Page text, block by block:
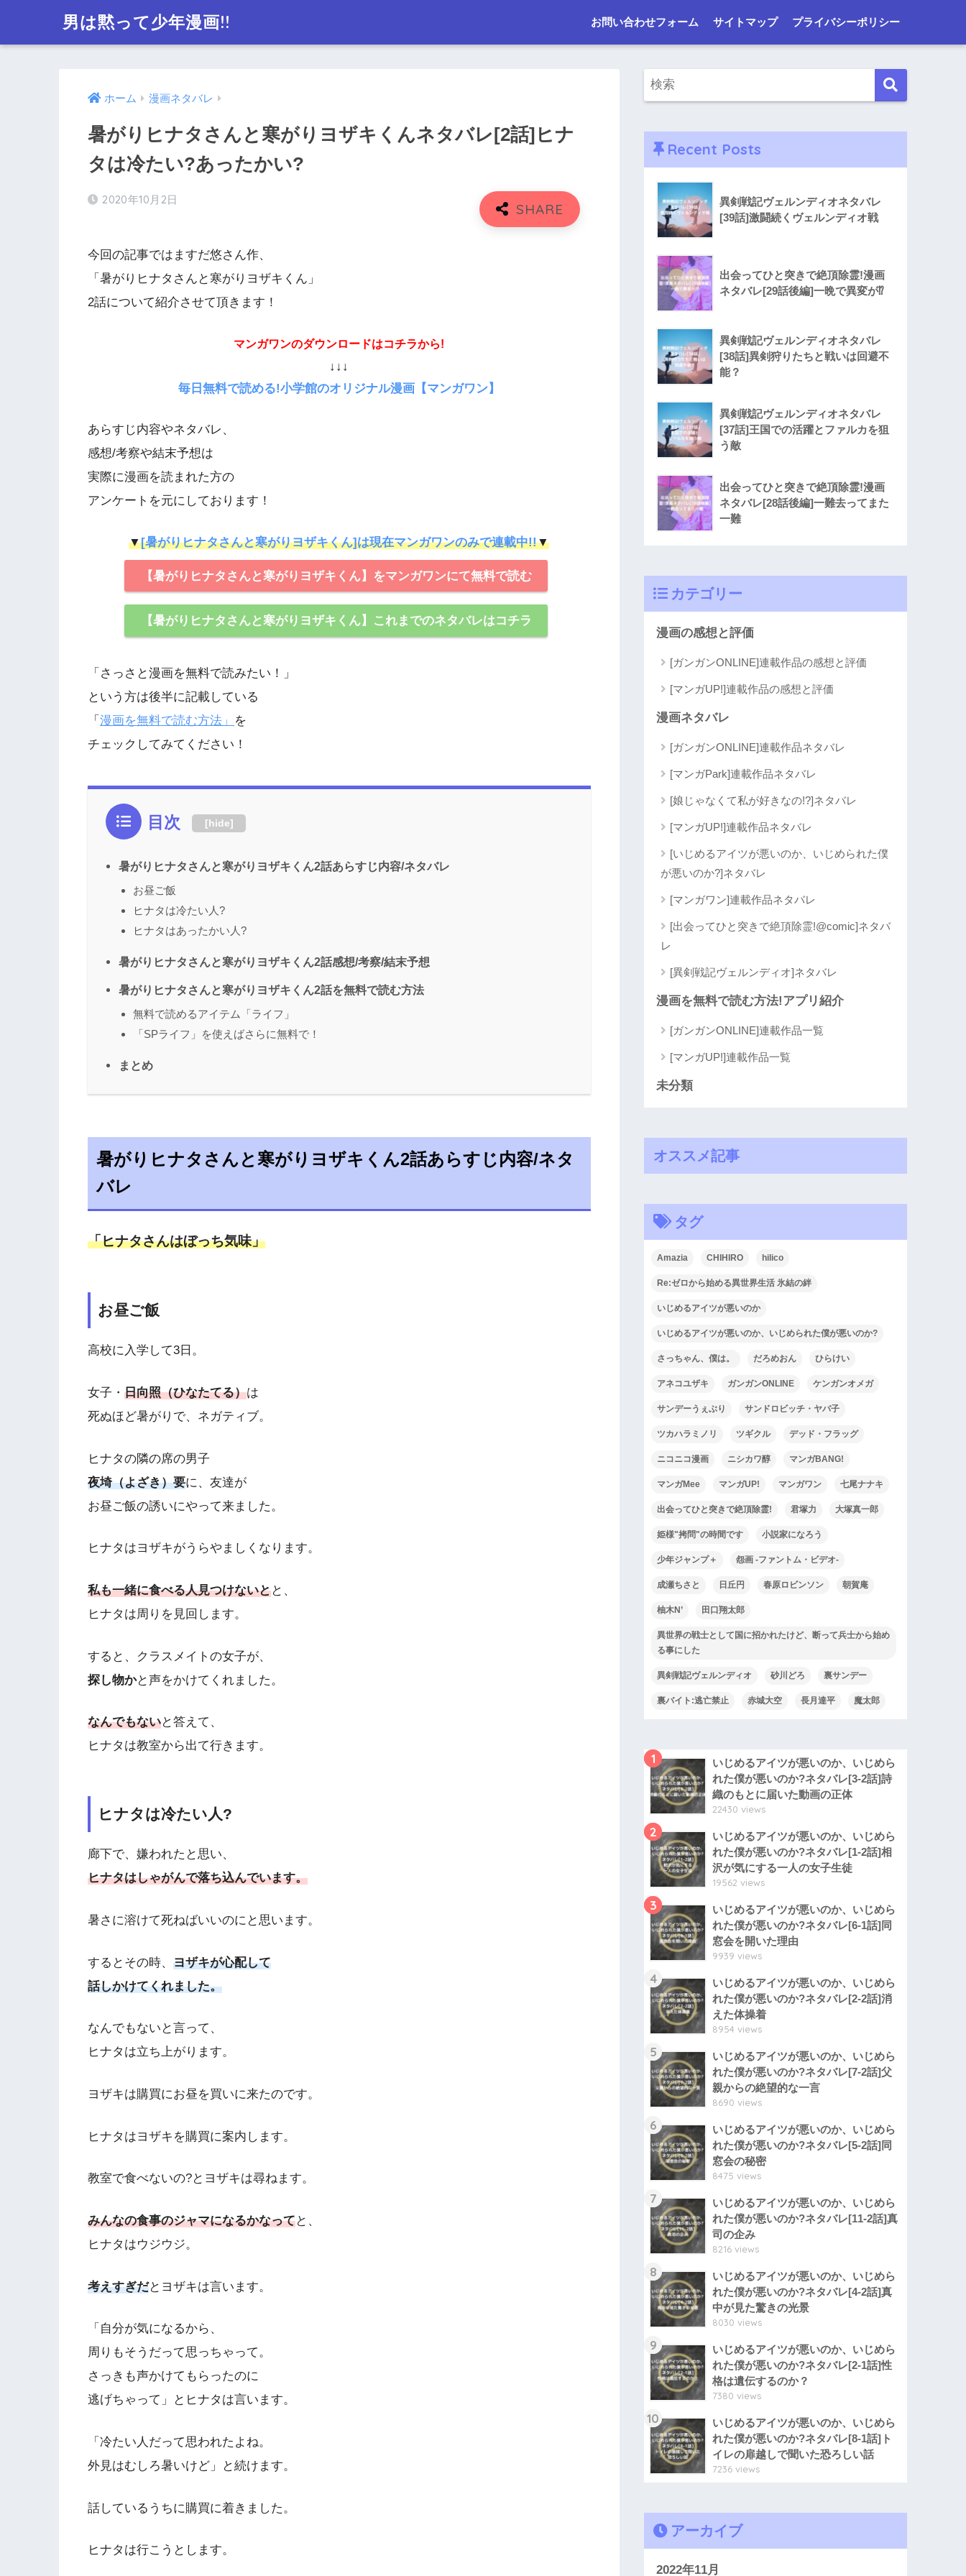
男は黙って少年漫画!! お問い合わせフォーム サイトマップ プライバシーポリシー
ホーム 漫画ネタバレ
暑がりヒナタさんと寒がりヨザキくんネタバレ[2話]ヒナ
タは冷たい?あったかい?
2020年10月2日
今回の記事ではますだ悠さん作、
「暑がりヒナタさんと寒がりヨザキくん」
2話について紹介させて頂きます！
マンガワンのダウンロードはコチラから!
↓↓↓
毎日無料で読める!小学館のオリジナル漫画【マンガワン】
あらすじ内容やネタバレ、
感想/考察や結末予想は
実際に漫画を読まれた方の
アンケートを元にしております！
▼[暑がりヒナタさんと寒がりヨザキくん]は現在マンガワンのみで連載中!!▼
【暑がりヒナタさんと寒がりヨザキくん】をマンガワンにて無料で読む
【暑がりヒナタさんと寒がりヨザキくん】これまでのネタバレはコチラ
「さっさと漫画を無料で読みたい！」
という方は後半に記載している
「 漫画を無料で読む方法」
を
チェックしてみてください！
目次 [hide]
暑がりヒナタさんと寒がりヨザキくん2話あらすじ内容/ネタバレ
お昼ご飯
ヒナタは冷たい人?
ヒナタはあったかい人?
暑がりヒナタさんと寒がりヨザキくん2話感想/考察/結末予想
暑がりヒナタさんと寒がりヨザキくん2話を無料で読む方法
無料で読めるアイテム「ライフ」
「SPライフ」を使えばさらに無料で！
まとめ
暑がりヒナタさんと寒がりヨザキくん2話あらすじ内容/ネタ
バレ
「ヒナタさんはぼっち気味」
お昼ご飯
高校に入学して3日。
女子・ 日向照（ひなたてる）は
死ぬほど暑がりで、ネガティブ。
ヒナタの隣の席の男子
夜埼（よざき）要に、友達が
お昼ご飯の誘いにやって来ました。
ヒナタはヨザキがうらやましくなります。
私も一緒に食べる人見つけないとと、
ヒナタは周りを見回します。
すると、クラスメイトの女子が、
探し物かと声をかけてくれました。
なんでもないと答えて、
ヒナタは教室から出て行きます。
ヒナタは冷たい人?
廊下で、嫌われたと思い、
ヒナタはしゃがんで落ち込んでいます。
暑さに溶けて死ねばいいのにと思います。
するとその時、 ヨザキが心配して
話しかけてくれました。
なんでもないと言って、
ヒナタは立ち上がります。
ヨザキは購買にお昼を買いに来たのです。
ヒナタはヨザキを購買に案内します。
教室で食べないの?とヨザキは尋ねます。
みんなの食事のジャマになるかなってと、
ヒナタはウジウジ。
考えすぎだとヨザキは言います。
「自分が気になるから、
周りもそうだって思っちゃって。
さっきも声かけてもらったのに
逃げちゃって」とヒナタは言います。
「冷たい人だって思われたよね。
外見はむしろ暑いけど」と続けます。
話しているうちに購買に着きました。
ヒナタは行こうとします。
Recent Posts
異剣戦記ヴェルンディオネタバレ
[39話]激闘続くヴェルンディオ戦
出会ってひと突きで絶頂除霊!漫画
ネタバレ[29話後編]一晩で異変が⁉︎
異剣戦記ヴェルンディオネタバレ
[38話]異剣狩りたちと戦いは回避不
能？
異剣戦記ヴェルンディオネタバレ
[37話]王国での活躍とファルカを狙
う敵
出会ってひと突きで絶頂除霊!漫画
ネタバレ[28話後編]一難去ってまた
一難
カテゴリー
漫画の感想と評価
[ガンガンONLINE]連載作品の感想と評価
[マンガUP!]連載作品の感想と評価
漫画ネタバレ
[ガンガンONLINE]連載作品ネタバレ
[マンガPark]連載作品ネタバレ
[娘じゃなくて私が好きなの!?]ネタバレ
[マンガUP!]連載作品ネタバレ
[いじめるアイツが悪いのか、いじめられた僕
が悪いのか?]ネタバレ
[マンガワン]連載作品ネタバレ
[出会ってひと突きで絶頂除霊!@comic]ネタバ
レ
[異剣戦記ヴェルンディオ]ネタバレ
漫画を無料で読む方法!アプリ紹介
[ガンガンONLINE]連載作品一覧
[マンガUP!]連載作品一覧
未分類
オススメ記事
タグ
Amazia CHIHIRO hilico
Re:ゼロから始める異世界生活 氷結の絆
いじめるアイツが悪いのか
いじめるアイツが悪いのか、いじめられた僕が悪いのか?
さっちゃん、僕は。 だろめおん ひらけい
アネコユザキ ガンガンONLINE ケンガンオメガ
サンデーうぇぶり サンドロビッチ・ヤバ子
ツカハラミノリ ツギクル デッド・フラッグ
ニコニコ漫画 ニシカワ醇 マンガBANG!
マンガMee マンガUP! マンガワン 七尾ナナキ
出会ってひと突きで絶頂除霊! 君塚力 大塚真一郎
姫様"拷問"の時間です 小説家になろう
少年ジャンプ＋ 怨画 -ファントム・ビデオ-
成瀬ちさと 日丘円 春原ロビンソン 朝賀庵
柚木N’ 田口翔太郎
異世界の戦士として国に招かれたけど、断って兵士から始め
る事にした
異剣戦記ヴェルンディオ 砂川どろ 裏サンデー
裏バイト:逃亡禁止 赤城大空 長月達平 魔太郎
1
いじめるアイツが悪いのか、いじめら
れた僕が悪いのか?ネタバレ[3-2話]詩
織のもとに届いた動画の正体
22430 views
2
いじめるアイツが悪いのか、いじめら
れた僕が悪いのか?ネタバレ[1-2話]相
沢が気にする一人の女子生徒
19562 views
3
いじめるアイツが悪いのか、いじめら
れた僕が悪いのか?ネタバレ[6-1話]同
窓会を開いた理由
9939 views
4
いじめるアイツが悪いのか、いじめら
れた僕が悪いのか?ネタバレ[2-2話]消
えた体操着
8954 views
5
いじめるアイツが悪いのか、いじめら
れた僕が悪いのか?ネタバレ[7-2話]父
親からの絶望的な一言
8690 views
6
いじめるアイツが悪いのか、いじめら
れた僕が悪いのか?ネタバレ[5-2話]同
窓会の秘密
8475 views
7
いじめるアイツが悪いのか、いじめら
れた僕が悪いのか?ネタバレ[11-2話]真
司の企み
8216 views
8
いじめるアイツが悪いのか、いじめら
れた僕が悪いのか?ネタバレ[4-2話]真
中が見た驚きの光景
8030 views
9
いじめるアイツが悪いのか、いじめら
れた僕が悪いのか?ネタバレ[2-1話]性
格は遺伝するのか？
7380 views
10
いじめるアイツが悪いのか、いじめら
れた僕が悪いのか?ネタバレ[8-1話]ト
イレの扉越しで聞いた恐ろしい話
7236 views
アーカイブ
2022年11月